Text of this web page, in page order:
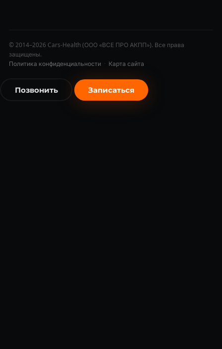
© 2014–2026 Cars-Health (ООО «ВСЕ ПРО АКПП»). Все права
защищены.
Политика конфиденциальности · Карта сайта
Позвонить Записаться